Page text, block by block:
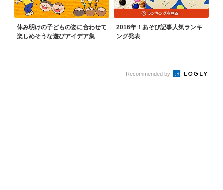
休み明けの子どもの姿に合わせて
楽しめそうな遊びアイデア集
2016年！あそび記事人気ランキ
ング発表
Recommended by